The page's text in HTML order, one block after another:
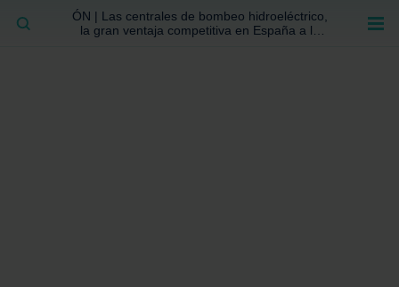
ÓN | Las centrales de bombeo hidroeléctrico,
la gran ventaja competitiva en España a la
BUSCAR